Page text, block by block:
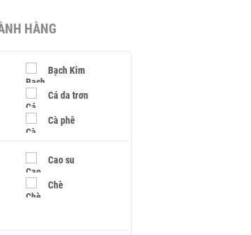
HÀNG
Bạch Kim
Cá da trơn
Cà phê
Cao su
Chè